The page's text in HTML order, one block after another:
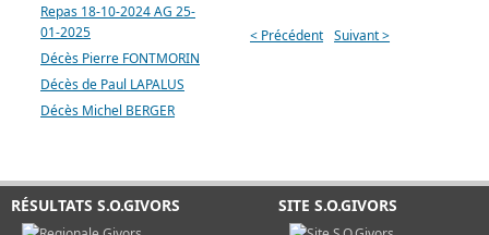
< Précédent Suivant >
Repas 18-10-2024 AG 25-
01-2025
Décès Pierre FONTMORIN
Décès de Paul LAPALUS
Décès Michel BERGER
RÉSULTATS S.O.GIVORS SITE S.O.GIVORS